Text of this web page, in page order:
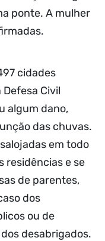
ponte. A mulher
cidades
Civil
algum dano,
das chuvas.
em todo
residências e se
de parentes,
dos
ou de
desabrigados.